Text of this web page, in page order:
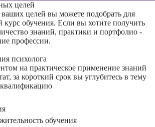
целей
целей вы можете подобрать для
курс обучения. Если вы хотите получить
знаний, практики и портфолио -
профессии.
психолога
на практическое применение знаний
за короткий срок вы углубитесь в тему
обучения